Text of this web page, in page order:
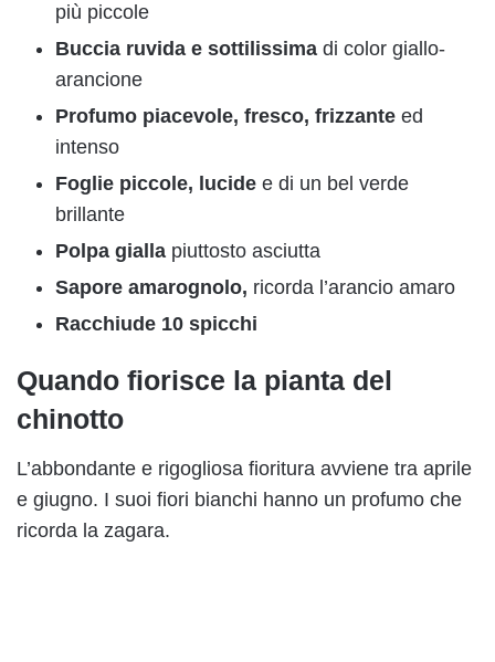
più piccole
Buccia ruvida e sottilissima di color giallo-
arancione
Profumo piacevole, fresco, frizzante ed
intenso
Foglie piccole, lucide e di un bel verde
brillante
Polpa gialla piuttosto asciutta
Sapore amarognolo, ricorda l’arancio amaro
Racchiude 10 spicchi
Quando fiorisce la pianta del
chinotto
L’abbondante e rigogliosa fioritura avviene tra aprile
e giugno. I suoi fiori bianchi hanno un profumo che
ricorda la zagara.